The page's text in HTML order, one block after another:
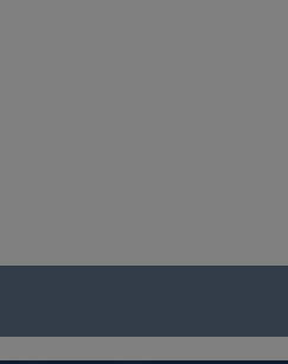
Questionario
social